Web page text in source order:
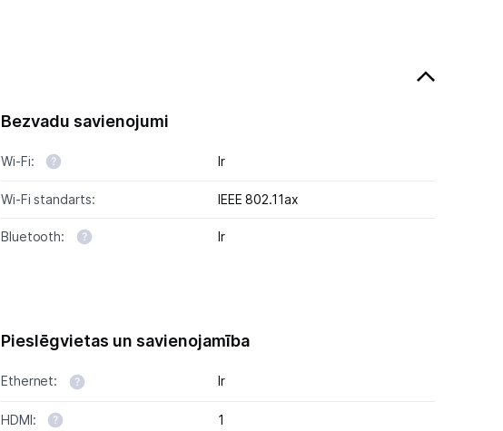
Bezvadu savienojumi
Wi-Fi: Ir
Wi-Fi standarts: IEEE 802.11ax
Bluetooth: Ir
Pieslēgvietas un savienojamība
Ethernet: Ir
HDMI: 1